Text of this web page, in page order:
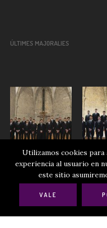
ÚLTIMES MAJORALIES
Cofradía de la Purísima Sangre
Utilizamos cookies para
experiencia al usuario en
este sitio
VALE